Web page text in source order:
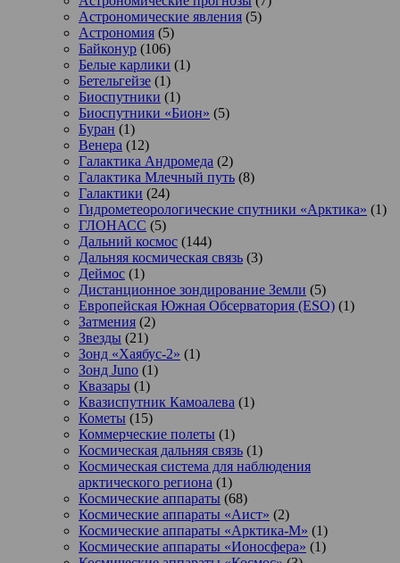
Астрономические явления (5)
Астрономия (5)
Байконур (106)
Белые карлики (1)
Бетельгейзе (1)
Биоспутники (1)
Биоспутники «Бион» (5)
Буран (1)
Венера (12)
Галактика Андромеда (2)
Галактика Млечный путь (8)
Галактики (24)
Гидрометеорологические спутники «Арктика» (1)
ГЛОНАСС (5)
Дальний космос (144)
Дальняя космическая связь (3)
Деймос (1)
Дистанционное зондирование Земли (5)
Европейская Южная Обсерватория (ESO) (1)
Затмения (2)
Звезды (21)
Зонд «Хаябус-2» (1)
Зонд Juno (1)
Квазары (1)
Квазиспутник Камоалева (1)
Кометы (15)
Коммерческие полеты (1)
Космическая дальняя связь (1)
Космическая система для наблюдения
арктического региона (1)
Космические аппараты (68)
Космические аппараты «Аист» (2)
Космические аппараты «Арктика-М» (1)
Космические аппараты «Ионосфера» (1)